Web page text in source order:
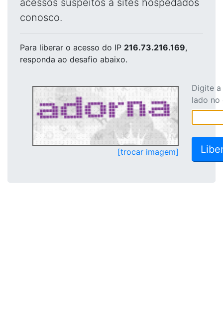
acessos suspeitos a sites hospedados
conosco.
Para liberar o acesso do IP 216.73.216.169,
responda ao desafio abaixo.
[trocar imagem]
Digite
lado no